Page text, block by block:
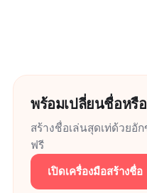
พร้อมเปลี่ยนชื่อหรื
สร้างชื่อเล่นสุดเท่ด้วยอั
ฟรี
เปิดเครื่องมือสร้างชื่อ